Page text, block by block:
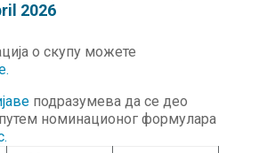
2026
о скупу можете
.
подразумева да се део
номинационог формулара